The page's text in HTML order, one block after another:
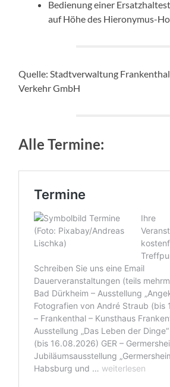
Bedienung einer
auf Höhe des Hieronymus-
Quelle: Stadtverwaltung
Verkehr GmbH
Alle Termine: